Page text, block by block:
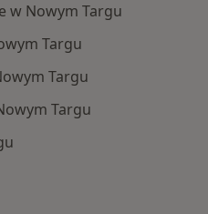
w Nowym Targu
Targu
Targu
Targu